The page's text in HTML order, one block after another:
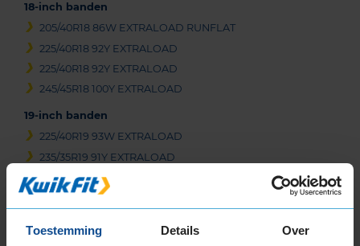
Toestemming Details Over
18-inch banden
205/40R18 86W EXTRALOAD RUNFLAT
225/40R18 92Y EXTRALOAD
225/40R18 92Y EXTRALOAD
245/45R18 100Y EXTRALOAD
19-inch banden
225/40R19 93W EXTRALOAD
235/35R19 91Y EXTRALOAD
235/35R19 91Y EXTRALOAD
235/40R19 92Y
235/50R19 99Y